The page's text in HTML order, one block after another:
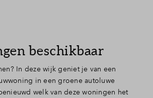
beschikbaar
In deze wijk geniet je van een
in een groene autoluwe
welk van deze woningen het